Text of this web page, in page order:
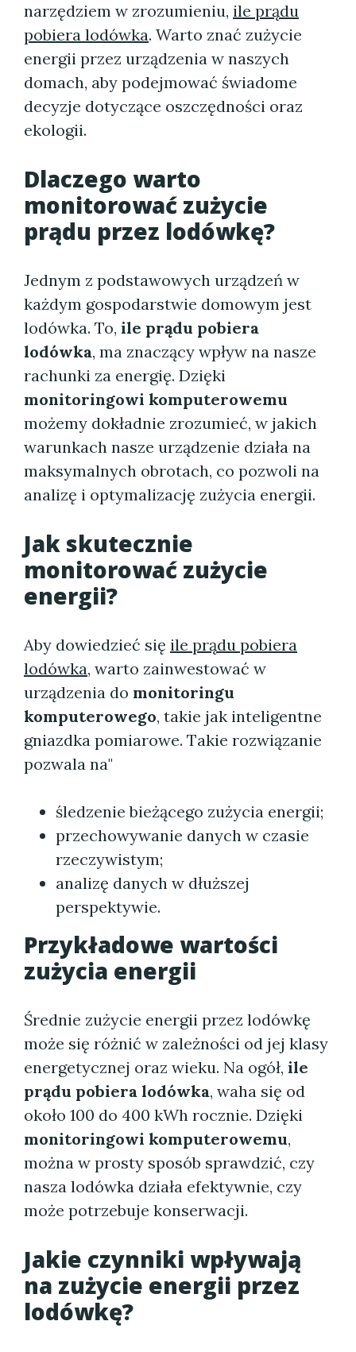
narzędziem w zrozumieniu, ile prądu
pobiera lodówka. Warto znać zużycie
energii przez urządzenia w naszych
domach, aby podejmować świadome
decyzje dotyczące oszczędności oraz
ekologii.
Dlaczego warto
monitorować zużycie
prądu przez lodówkę?
Jednym z podstawowych urządzeń w
każdym gospodarstwie domowym jest
lodówka. To, ile prądu pobiera
lodówka, ma znaczący wpływ na nasze
rachunki za energię. Dzięki
monitoringowi komputerowemu
możemy dokładnie zrozumieć, w jakich
warunkach nasze urządzenie działa na
maksymalnych obrotach, co pozwoli na
analizę i optymalizację zużycia energii.
Jak skutecznie
monitorować zużycie
energii?
Aby dowiedzieć się ile prądu pobiera
lodówka, warto zainwestować w
urządzenia do monitoringu
komputerowego, takie jak inteligentne
gniazdka pomiarowe. Takie rozwiązanie
pozwala na"
śledzenie bieżącego zużycia energii;
przechowywanie danych w czasie
rzeczywistym;
analizę danych w dłuższej
perspektywie.
Przykładowe wartości
zużycia energii
Średnie zużycie energii przez lodówkę
może się różnić w zależności od jej klasy
energetycznej oraz wieku. Na ogół, ile
prądu pobiera lodówka, waha się od
około 100 do 400 kWh rocznie. Dzięki
monitoringowi komputerowemu,
można w prosty sposób sprawdzić, czy
nasza lodówka działa efektywnie, czy
może potrzebuje konserwacji.
Jakie czynniki wpływają
na zużycie energii przez
lodówkę?